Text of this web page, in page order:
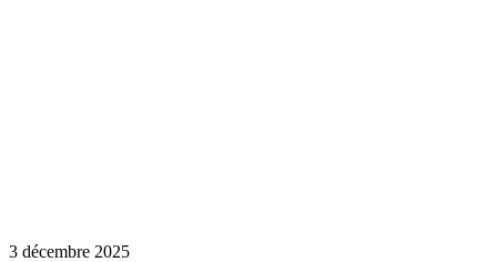
3 décembre 2025